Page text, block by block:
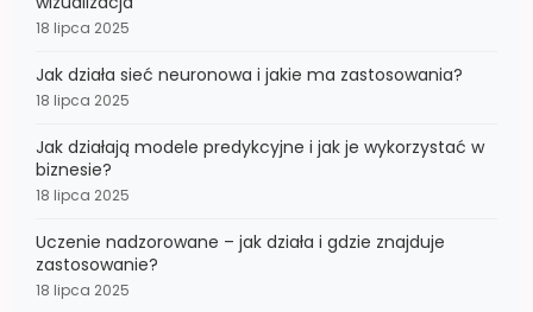
18 lipca 2025
Jak działa sieć neuronowa i jakie ma zastosowania?
18 lipca 2025
Jak działają modele predykcyjne i jak je wykorzystać w
biznesie?
18 lipca 2025
Uczenie nadzorowane – jak działa i gdzie znajduje
zastosowanie?
18 lipca 2025